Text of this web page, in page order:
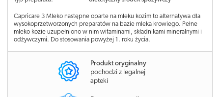
Capricare 3 Mleko następne oparte na mleku kozim to alternatywa dla
wysokoprzetworzonych preparatów na bazie mleka krowiego. Pełne
mleko kozie uzupełniono w nim witaminami, składnikami mineralnymi i
odżywczymi. Do stosowania powyżej 1. roku życia.
Produkt oryginalny
pochodzi z legalnej
apteki